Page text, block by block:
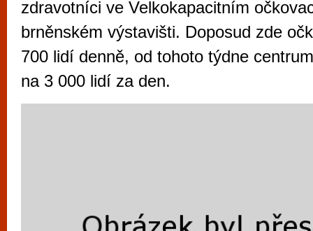
zdravotníci ve Velkokapacitním
brněnském výstavišti. Doposud zde
700 lidí denně, od tohoto týdne
na 3 000 lidí za den.
restaurace,
Mimo jiné je ale také místem, kde si
vyzkoušet různé kasinové hry. V
metropoli naleznete širokou nabídku her
po moderní automaty jak pro pravidelné
příležitostné hráče. V...